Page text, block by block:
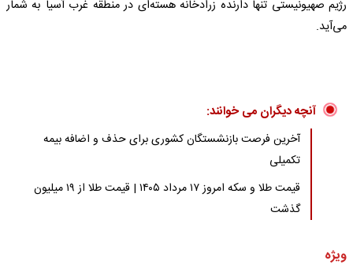
رژیم صهیونیستی تنها دارنده زرادخانه هسته‌ای در منطقه غرب آسیا به شمار
می‌آید.
آنچه دیگران می خوانند:
آخرین فرصت بازنشستگان کشوری برای حذف و اضافه بیمه
تکمیلی
قیمت طلا و سکه امروز ۱۷ مرداد ۱۴۰۵ | قیمت طلا از ۱۹ میلیون
گذشت
ویژه